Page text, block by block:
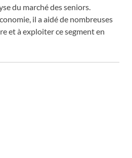
du marché des seniors.
il a aidé de nombreuses
et à exploiter ce segment en